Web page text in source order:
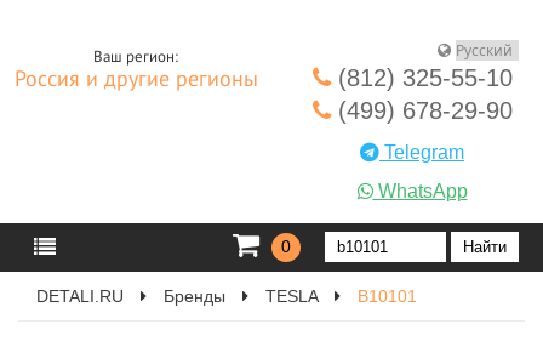
Ваш регион:
Россия и другие регионы
(812) 325-55-10
(499) 678-29-90
Telegram
WhatsApp
0
DETALI.RU Бренды TESLA B10101